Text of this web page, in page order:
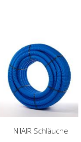
NilAIR Schläuche